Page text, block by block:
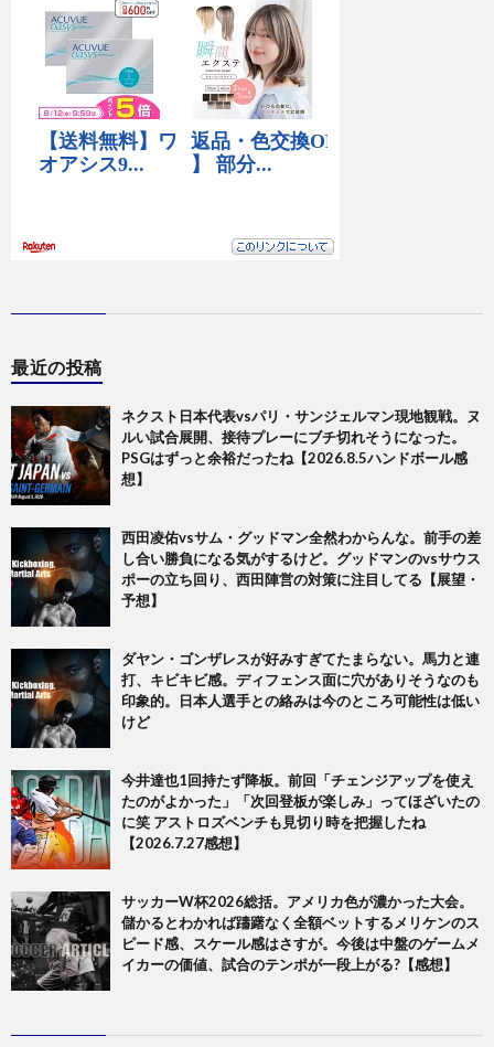
最近の投稿
ネクスト日本代表vsパリ・サンジェルマン現地観戦。ヌ
ルい試合展開、接待プレーにブチ切れそうになった。
PSGはずっと余裕だったね【2026.8.5ハンドボール感
想】
西田凌佑vsサム・グッドマン全然わからんな。前手の差
し合い勝負になる気がするけど。グッドマンのvsサウス
ポーの立ち回り、西田陣営の対策に注目してる【展望・
予想】
ダヤン・ゴンザレスが好みすぎてたまらない。馬力と連
打、キビキビ感。ディフェンス面に穴がありそうなのも
印象的。日本人選手との絡みは今のところ可能性は低い
けど
今井達也1回持たず降板。前回「チェンジアップを使え
たのがよかった」「次回登板が楽しみ」ってほざいたの
に笑 アストロズベンチも見切り時を把握したね
【2026.7.27感想】
サッカーW杯2026総括。アメリカ色が濃かった大会。
儲かるとわかれば躊躇なく全額ベットするメリケンのス
ピード感、スケール感はさすが。今後は中盤のゲームメ
イカーの価値、試合のテンポが一段上がる?【感想】